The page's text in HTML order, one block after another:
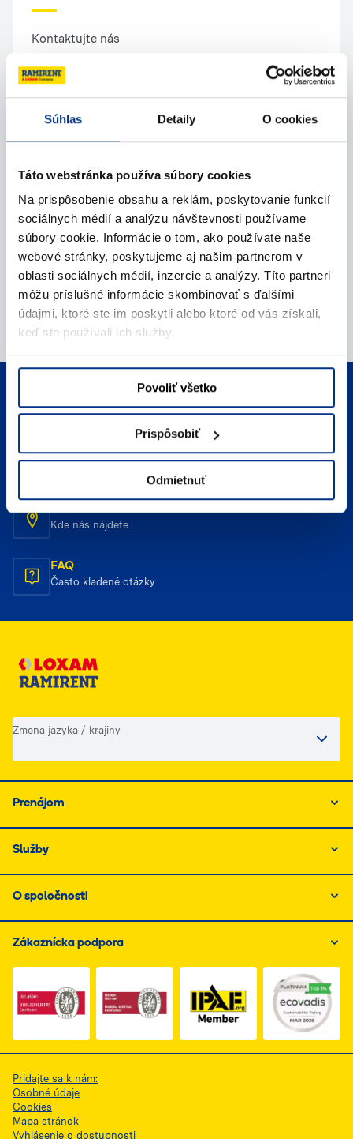
Súhlas Detaily O cookies
Táto webstránka používa súbory cookies
Na prispôsobenie obsahu a reklám, poskytovanie funkcií
sociálnych médií a analýzu návštevnosti používame
súbory cookie. Informácie o tom, ako používate naše
webové stránky, poskytujeme aj našim partnerom v
oblasti sociálnych médií, inzercie a analýzy. Títo partneri
môžu príslušné informácie skombinovať s ďalšími
údajmi, ktoré ste im poskytli alebo ktoré od vás získali,
keď ste používali ich služby.
Povoliť všetko
Prispôsobiť
Odmietnuť
Kontaktujte nás
Napíšte nám (e-mail)
Telefonický kontakt
Zavolajte nám
E-mailový kontakt
Umiestnenie
Kde nás nájdete
FAQ
Často kladené otázky
Zmena jazyka / krajiny
Prenájom
Služby
O spoločnosti
Zákaznícka podpora
Link do dokumentu PDF z certyfikatem ISO 1, otwiera
Link do dokumentu PDF z certyfikatem
Link do dokumentu
Pridajte sa k nám:
Osobné údaje
Cookies
Mapa stránok
Vyhlásenie o dostupnosti